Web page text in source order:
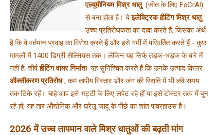
एल्यूमीनियम मिश्र धातु (जीत के लिए FeCrAl)
से बना होता है। ये
इलेक्ट्रिक हीटिंग मिश्र धातु
उच्च प्रतिरोधकता का दावा करते हैं, जिसका अर्थ
है कि वे वर्तमान प्रवाह का विरोध करते हैं और इसे गर्मी में परिवर्तित करते हैं - कुछ
मामलों में 1400 डिग्री सेल्सियस तक। लेकिन यह सिर्फ तड़क-भड़क के बारे में
नहीं है; शीर्ष हीटिंग वायर निर्माता
ऑक्सीकरण प्रतिरोध , कम तापीय विस्तार और जंग की स्थिति में भी लंबे समय
तक टिके रहें। चाहे आप इसे भट्टी के लिए लपेट रहे हों या इसे टोस्टर तत्व में बुन
रहे हों, यह तार औद्योगिक और घरेलू जादू के पीछे का शांत पावरहाउस है।
2026 में उच्च तापमान वाले मिश्र धातुओं की बढ़ती मांग